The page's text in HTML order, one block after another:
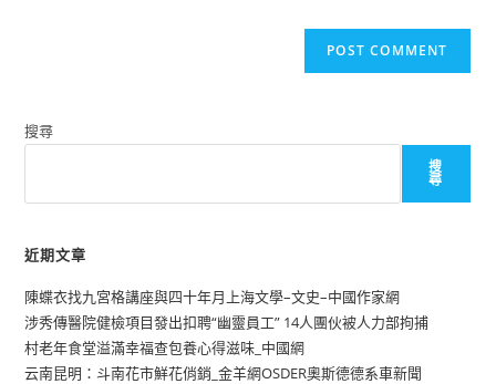
搜尋
搜
尋
近期文章
陳蝶衣找九宮格講座與四十年月上海文學–文史–中國作家網
涉秀傳醫院健檢項目發出扣聘“幽靈員工” 14人團伙被人力部拘捕
村老年食堂溢滿幸福查包養心得滋味_中國網
云南昆明：斗南花市鮮花俏銷_金羊網OSDER奧斯德德系車新聞